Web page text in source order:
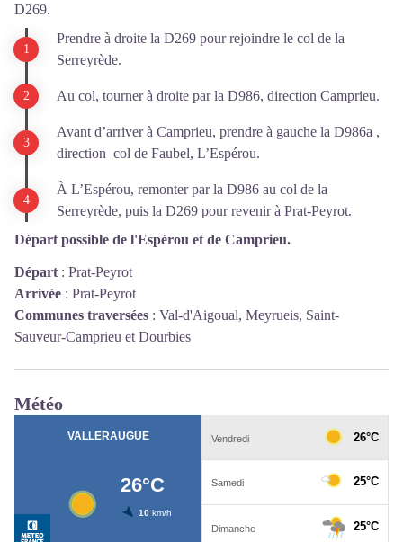
D269.
Prendre à droite la D269 pour rejoindre le col de la
Serreyrède.
Au col, tourner à droite par la D986, direction Camprieu.
Avant d’arriver à Camprieu, prendre à gauche la D986a ,
direction col de Faubel, L’Espérou.
À L’Espérou, remonter par la D986 au col de la
Serreyrède, puis la D269 pour revenir à Prat-Peyrot.
Départ possible de l'Espérou et de Camprieu.
Départ : Prat-Peyrot
Arrivée : Prat-Peyrot
Communes traversées : Val-d'Aigoual, Meyrueis, Saint-
Sauveur-Camprieu et Dourbies
Météo